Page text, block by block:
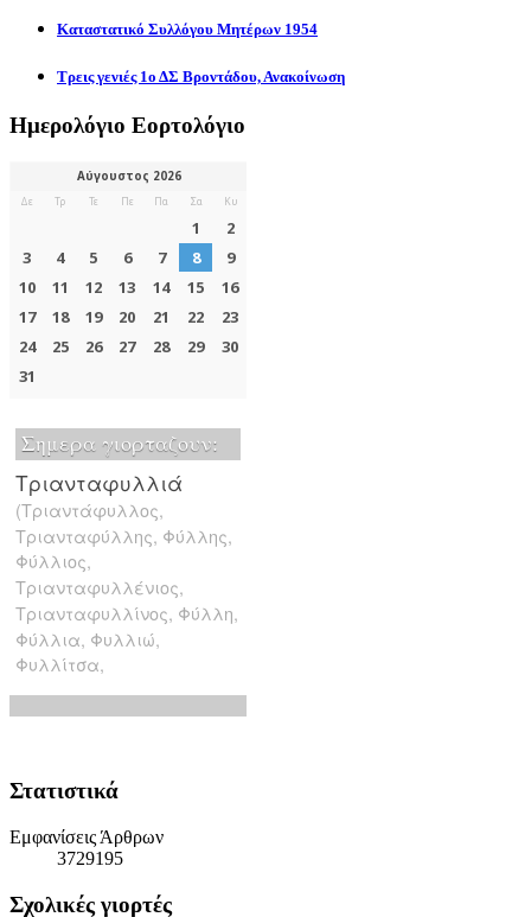
Καταστατικό Συλλόγου Μητέρων 1954
Τρεις γενιές 1ο ΔΣ Βροντάδου, Ανακοίνωση
Ημερολόγιο Εορτολόγιο
Στατιστικά
Εμφανίσεις Άρθρων
3729195
Σχολικές γιορτές